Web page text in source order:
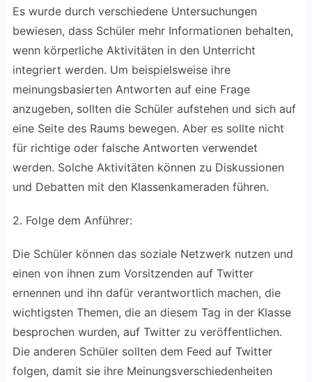
Es wurde durch verschiedene Untersuchungen
bewiesen, dass Schüler mehr Informationen behalten,
wenn körperliche Aktivitäten in den Unterricht
integriert werden. Um beispielsweise ihre
meinungsbasierten Antworten auf eine Frage
anzugeben, sollten die Schüler aufstehen und sich auf
eine Seite des Raums bewegen. Aber es sollte nicht
für richtige oder falsche Antworten verwendet
werden. Solche Aktivitäten können zu Diskussionen
und Debatten mit den Klassenkameraden führen.
2. Folge dem Anführer:
Die Schüler können das soziale Netzwerk nutzen und
einen von ihnen zum Vorsitzenden auf Twitter
ernennen und ihn dafür verantwortlich machen, die
wichtigsten Themen, die an diesem Tag in der Klasse
besprochen wurden, auf Twitter zu veröffentlichen.
Die anderen Schüler sollten dem Feed auf Twitter
folgen, damit sie ihre Meinungsverschiedenheiten